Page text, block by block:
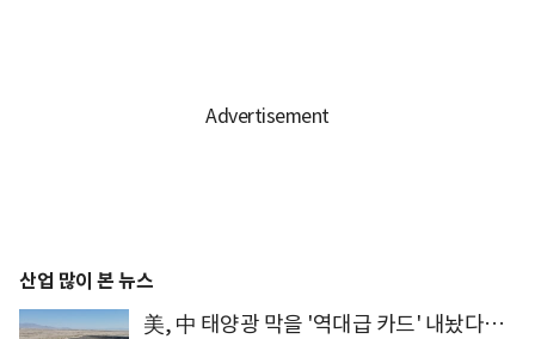
산업 많이 본 뉴스
美, 中 태양광 막을 '역대급 카드' 내놨다…